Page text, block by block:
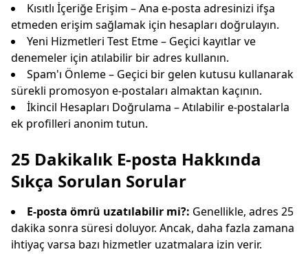
Kısıtlı İçeriğe Erişim – Ana e-posta adresinizi ifşa
etmeden erişim sağlamak için hesapları doğrulayın.
Yeni Hizmetleri Test Etme – Geçici kayıtlar ve
denemeler için atılabilir bir adres kullanın.
Spam'ı Önleme – Geçici bir gelen kutusu kullanarak
sürekli promosyon e-postaları almaktan kaçının.
İkincil Hesapları Doğrulama – Atılabilir e-postalarla
ek profilleri anonim tutun.
25 Dakikalık E-posta Hakkında
Sıkça Sorulan Sorular
E-posta ömrü uzatılabilir mi?: Genellikle, adres 25
dakika sonra süresi doluyor. Ancak, daha fazla zamana
ihtiyaç varsa bazı hizmetler uzatmalara izin verir.